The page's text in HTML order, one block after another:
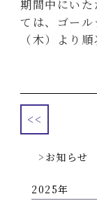
お知らせ
2025
期間中にい
ては、ゴー
（木）より
<<